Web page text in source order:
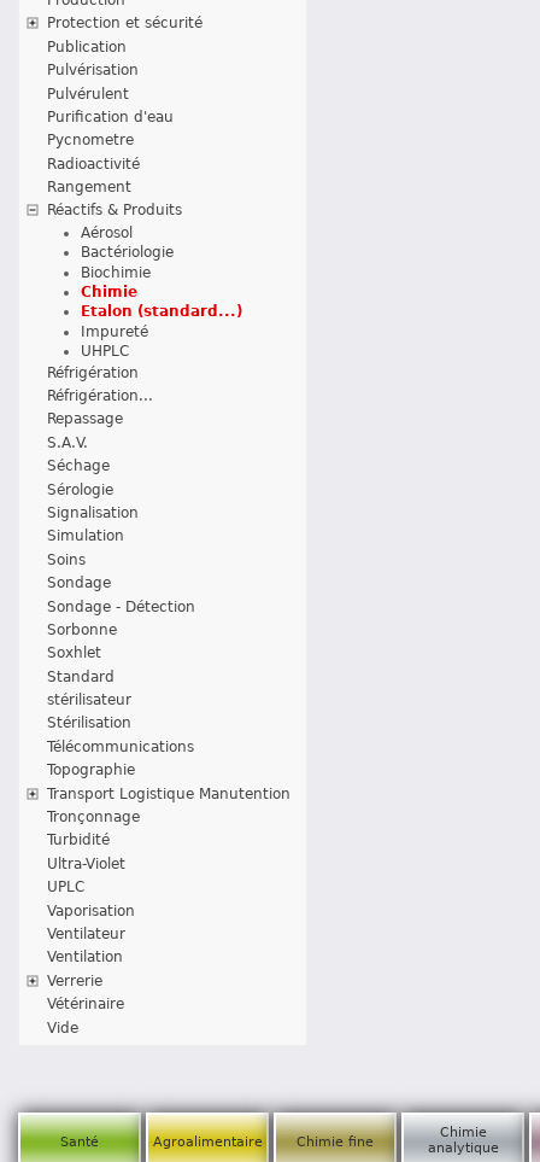
Protection et sécurité
Publication
Pulvérisation
Pulvérulent
Purification d'eau
Pycnometre
Radioactivité
Rangement
Réactifs & Produits
Aérosol
Bactériologie
Biochimie
Chimie
Etalon (standard...)
Impureté
UHPLC
Réfrigération
Réfrigération...
Repassage
S.A.V.
Séchage
Sérologie
Signalisation
Simulation
Soins
Sondage
Sondage - Détection
Sorbonne
Soxhlet
Standard
stérilisateur
Stérilisation
Télécommunications
Topographie
Transport Logistique Manutention
Tronçonnage
Turbidité
Ultra-Violet
UPLC
Vaporisation
Ventilateur
Ventilation
Verrerie
Vétérinaire
Vide
Santé Agroalimentaire Chimie fine
Chimie
analytique